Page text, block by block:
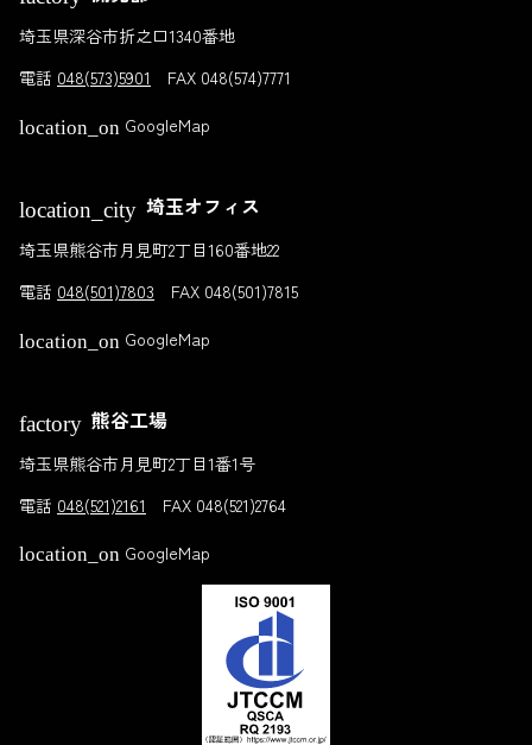
埼玉県深谷市折之口1340番地
電話 048(573)5901 FAX 048(574)7771
location_on GoogleMap
location_city 埼玉オフィス
埼玉県熊谷市月見町2丁目160番地22
電話 048(501)7803 FAX 048(501)7815
location_on GoogleMap
factory 熊谷工場
埼玉県熊谷市月見町2丁目1番1号
電話 048(521)2161 FAX 048(521)2764
location_on GoogleMap